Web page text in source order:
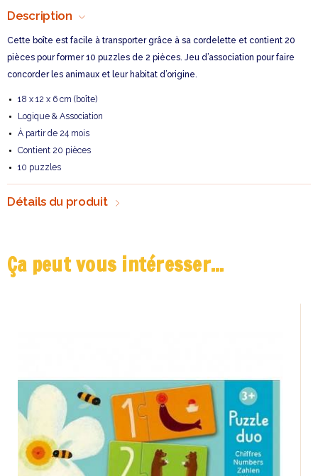
Description
Cette boîte est facile à transporter grâce à sa cordelette et contient 20
pièces pour former 10 puzzles de 2 pièces. Jeu d’association pour faire
concorder les animaux et leur habitat d’origine.
18 x 12 x 6 cm (boîte)
Logique & Association
À partir de 24 mois
Contient 20 pièces
10 puzzles
Détails du produit
Ça peut vous intéresser...